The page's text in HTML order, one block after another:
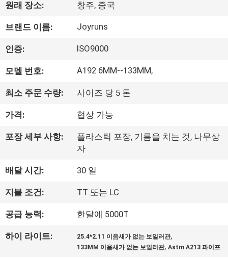
우
리
에
여
장
여
행
원래 장소: 창주, 중국
브랜드 이름: Joyruns
인증: ISO9000
모델 번호: A192 6MM--133MM,
최소 주문 수량: 사이즈 당 5 톤
가격: 협상 가능
포장 세부 사항:
플라스틱 포장, 기름을 치는 것, 나무상
자
배달 시간: 30 일
지불 조건: TT 또는 LC
공급 능력: 한달에 5000T
하이 라이트: 25.4*2.11 이음새가 없는 보일러관,
133MM 이음새가 없는 보일러관,Astm A213 파이프